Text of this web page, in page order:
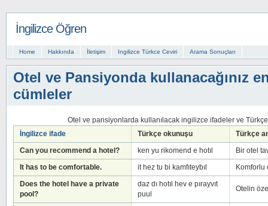
İngilizce Öğren
Home Hakkında İletişim Ingilizce Türkce Ceviri Arama Sonuçları
Otel ve Pansiyonda kullanacağınız
cümleler
Otel ve pansiyonlarda kullanılacak ingilizce ifadeler ve
İngilizce ifade
Türkçe okunuşu
Türkçe
Can you recommend a hotel?
ken yu rikomend e hotıl
Bir otel
It has to be comfortable.
it hez tu bi kamfıteybıl
Komforlu
Does the hotel have a private
pool?
daz dı hotıl hev e pırayvıt
puul
Otelin